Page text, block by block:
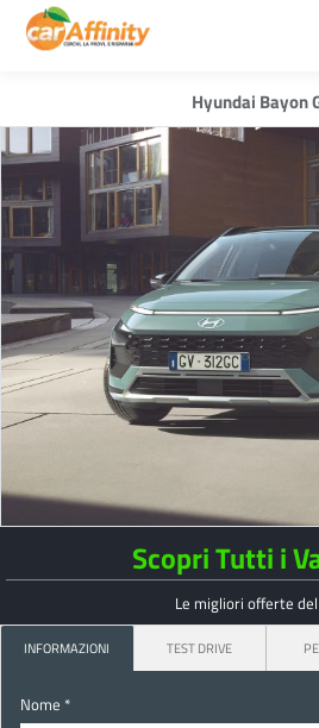
Hyundai Bayon
Scopri Tutti i
Le migliori offerte
INFORMAZIONI TEST DRIVE
Nome *